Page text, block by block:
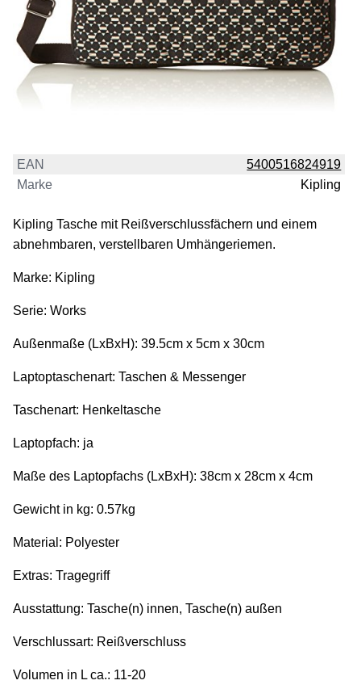
EAN
5400516824919
Marke
Kipling
Kipling Tasche mit Reißverschlussfächern und einem
abnehmbaren, verstellbaren Umhängeriemen.
Marke: Kipling
Serie: Works
Außenmaße (LxBxH): 39.5cm x 5cm x 30cm
Laptoptaschenart: Taschen & Messenger
Taschenart: Henkeltasche
Laptopfach: ja
Maße des Laptopfachs (LxBxH): 38cm x 28cm x 4cm
Gewicht in kg: 0.57kg
Material: Polyester
Extras: Tragegriff
Ausstattung: Tasche(n) innen, Tasche(n) außen
Verschlussart: Reißverschluss
Volumen in L ca.: 11-20